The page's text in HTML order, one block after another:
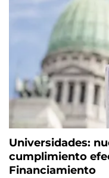
Universidades:
cumplimiento
Financiamiento